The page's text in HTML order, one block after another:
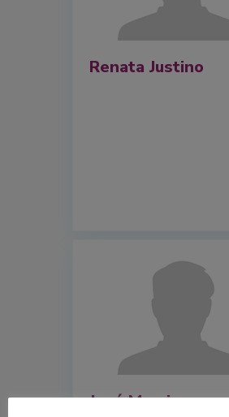
Renata Justino
José Marcio